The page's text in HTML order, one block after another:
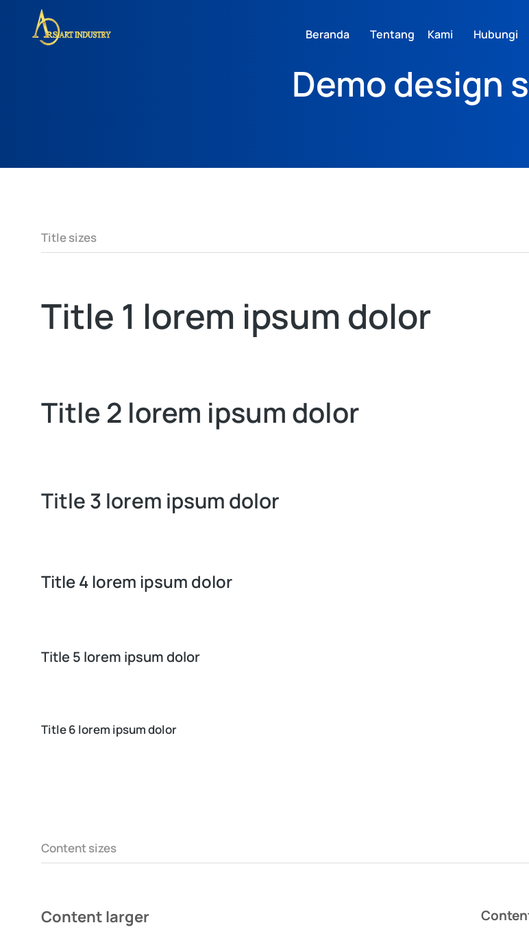
Beranda Tentang Kami Hubungi
Demo design
Title sizes
Title 1 lorem ipsum dolor
Title 2 lorem ipsum dolor
Title 3 lorem ipsum dolor
Title 4 lorem ipsum dolor
Title 5 lorem ipsum dolor
Title 6 lorem ipsum dolor
Content sizes
Content larger